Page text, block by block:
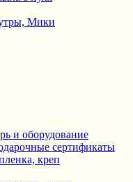
Мики
и оборудование
сертификаты
креп